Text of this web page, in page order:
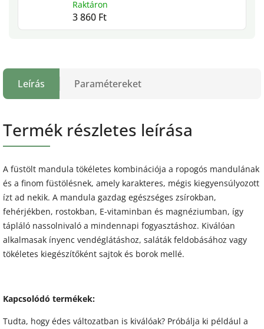
Raktáron
3 860 Ft
Leírás Paramétereket
Termék részletes leírása
A füstölt mandula tökéletes kombinációja a ropogós mandulának
és a finom füstölésnek, amely karakteres, mégis kiegyensúlyozott
ízt ad nekik. A mandula gazdag egészséges zsírokban,
fehérjékben, rostokban, E-vitaminban és magnéziumban, így
tápláló nassolnivaló a mindennapi fogyasztáshoz. Kiválóan
alkalmasak ínyenc vendéglátáshoz, saláták feldobásához vagy
tökéletes kiegészítőként sajtok és borok mellé.
Kapcsolódó termékek:
Tudta, hogy édes változatban is kiválóak? Próbálja ki például a